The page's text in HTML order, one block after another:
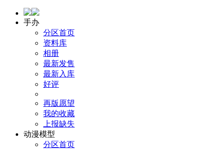
手办
分区首页
资料库
相册
最新发售
最新入库
好评
再版愿望
我的收藏
上报缺失
动漫模型
分区首页